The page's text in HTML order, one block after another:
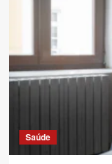
Saúde